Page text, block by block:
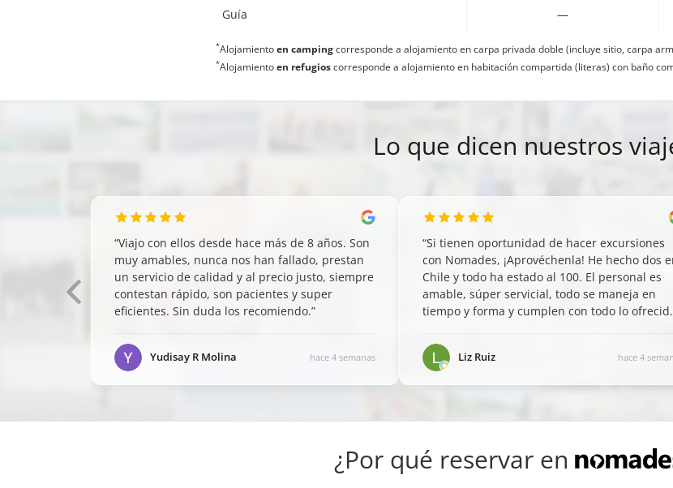
Guía —
*Alojamiento en camping corresponde a alojamiento en carpa privada doble (incluye sitio, carpa
*Alojamiento en refugios corresponde a alojamiento en habitación compartida (literas) con baño
Lo que dicen nuestros
“Viajo con ellos desde hace más de 8 años. Son
muy amables, nunca nos han fallado, prestan
un servicio de calidad y al precio justo, siempre
contestan rápido, son pacientes y super
eficientes. Sin duda los recomiendo.”
Yudisay R Molina hace 4 semanas
“Si tienen oportunidad de hacer excursiones
con Nomades, ¡Aprovéchenla! He hecho dos
Chile y todo ha estado al 100. El personal es
amable, súper servicial, todo se maneja en
tiempo y forma y cumplen con todo lo
enormemente las experiencias como turista
Liz Ruiz hace 4
¿Por qué reservar en